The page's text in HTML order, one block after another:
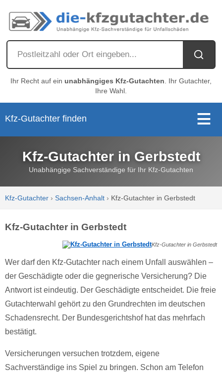
Ihr Recht auf ein unabhängiges Kfz-Gutachten . Ihr Gutachter,
Ihre Wahl.
Kfz-Gutachter finden
Kfz-Gutachter in Gerbstedt
Unabhängige Sachverständige für Ihr Kfz-Gutachten
Kfz-Gutachter ›Sachsen-Anhalt › Kfz-Gutachter in Gerbstedt
Kfz-Gutachter in Gerbstedt
Kfz-Gutachter in Gerbstedt
Wer darf den Kfz-Gutachter nach einem Unfall auswählen –
der Geschädigte oder die gegnerische Versicherung? Die
Antwort ist eindeutig. Der Geschädigte entscheidet. Die freie
Gutachterwahl gehört zu den Grundrechten im deutschen
Schadensrecht. Der Bundesgerichtshof hat das mehrfach
bestätigt.
Versicherungen versuchen trotzdem, eigene
Sachverständige ins Spiel zu bringen. Schon am Telefon